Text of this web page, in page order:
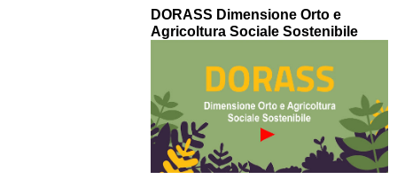
DORASS Dimensione Orto e
Agricoltura Sociale Sostenibile